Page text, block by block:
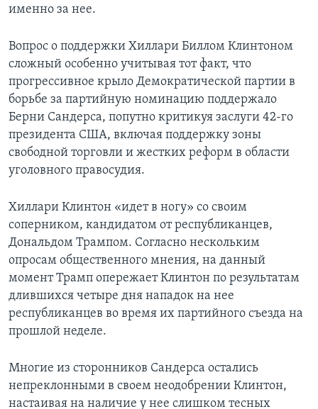
именно за нее.
Вопрос о поддержки Хиллари Биллом Клинтоном
сложный особенно учитывая тот факт, что
прогрессивное крыло Демократической партии в
борьбе за партийную номинацию поддержало
Берни Сандерса, попутно критикуя заслуги 42-го
президента США, включая поддержку зоны
свободной торговли и жестких реформ в области
уголовного правосудия.
Хиллари Клинтон «идет в ногу» со своим
соперником, кандидатом от республиканцев,
Дональдом Трампом. Согласно нескольким
опросам общественного мнения, на данный
момент Трамп опережает Клинтон по результатам
длившихся четыре дня нападок на нее
республиканцев во время их партийного съезда на
прошлой неделе.
Многие из сторонников Сандерса остались
непреклонными в своем неодобрении Клинтон,
настаивая на наличие у нее слишком тесных